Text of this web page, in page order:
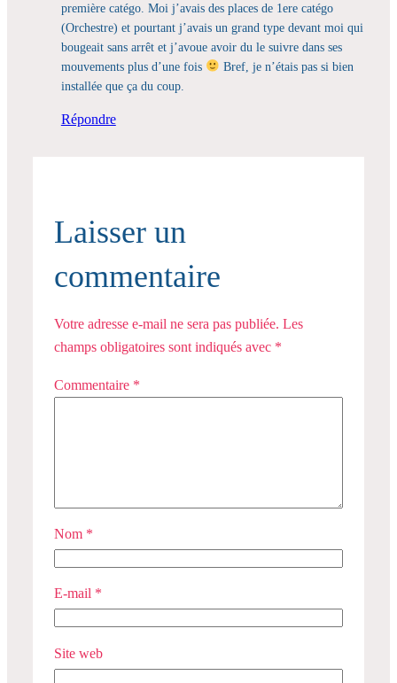
première catégo. Moi j’avais des places de 1ere catégo
(Orchestre) et pourtant j’avais un grand type devant moi qui
bougeait sans arrêt et j’avoue avoir du le suivre dans ses
mouvements plus d’une fois
Bref, je n’étais pas si bien
installée que ça du coup.
Répondre
Laisser un
commentaire
Votre adresse e-mail ne sera pas publiée. Les
champs obligatoires sont indiqués avec *
Commentaire *
Nom *
E-mail *
Site web